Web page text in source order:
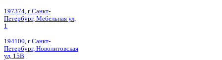
197374, г Санкт-
Петербург, Мебельная ул,
1
194100, г Санкт-
Петербург, Новолитовская
ул, 15В